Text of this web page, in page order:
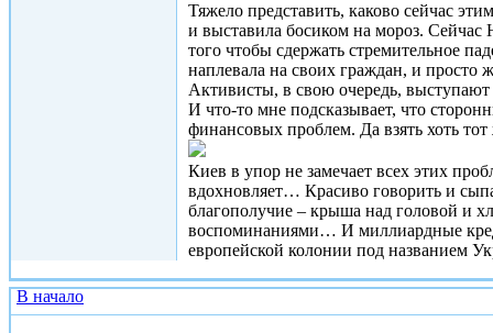
Тяжело представить, каково сейчас
и выставила босиком на мороз.
того чтобы сдержать стремительное
наплевала на своих граждан, и просто
Активисты, в свою очередь,
И что-то мне подсказывает, что
финансовых проблем. Да взять хоть
Киев в упор не замечает всех этих
вдохновляет… Красиво говорить и
благополучие – крыша над головой и
воспоминаниями… И миллиардные
европейской колонии под названием
В начало